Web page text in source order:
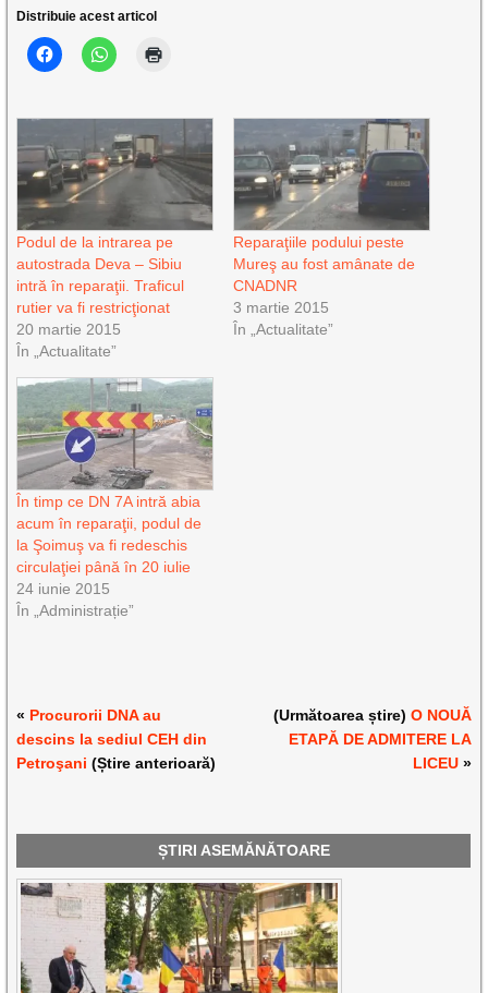
Distribuie acest articol
Podul de la intrarea pe
autostrada Deva – Sibiu
intră în reparaţii. Traficul
rutier va fi restricţionat
20 martie 2015
În „Actualitate”
Reparaţiile podului peste
Mureş au fost amânate de
CNADNR
3 martie 2015
În „Actualitate”
În timp ce DN 7A intră abia
acum în reparaţii, podul de
la Şoimuş va fi redeschis
circulaţiei până în 20 iulie
24 iunie 2015
În „Administrație”
« Procurorii DNA au
descins la sediul CEH din
Petroşani (Știre anterioară)
(Următoarea știre) O NOUĂ
ETAPĂ DE ADMITERE LA
LICEU»
ȘTIRI ASEMĂNĂTOARE